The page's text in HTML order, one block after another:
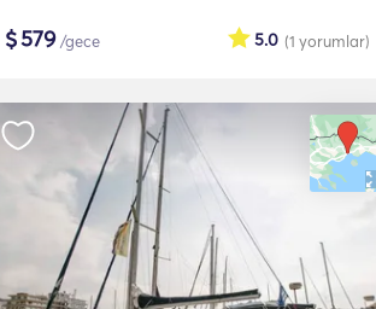
$579/gece (1 yorumlar)
5.0